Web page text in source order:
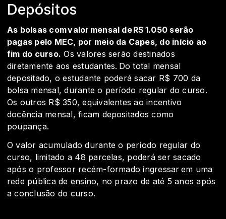
Depósitos
As bolsas com valor mensal de R$ 1.050 serão
pagas pelo MEC, por meio da Capes, do início ao
fim do curso. Os valores serão destinados
diretamente aos estudantes. Do total mensal
depositado, o estudante poderá sacar R$ 700 da
bolsa mensal, durante o período regular do curso.
Os outros R$ 350, equivalentes ao incentivo
docência mensal, ficam depositados como
poupança.
O valor acumulado durante o período regular do
curso, limitado a 48 parcelas, poderá ser sacado
após o professor recém-formado ingressar em uma
rede pública de ensino, no prazo de até 5 anos após
a conclusão do curso.